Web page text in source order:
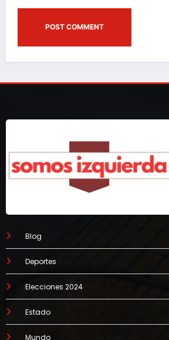
Blog
Deportes
Elecciones 2024
Estado
Mundo